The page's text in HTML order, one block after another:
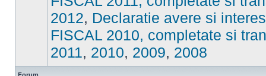
sunt
mesaje
necitite
2012, Declaratie avere si
FISCAL 2010, completate si
2011, 2010, 2009, 2008